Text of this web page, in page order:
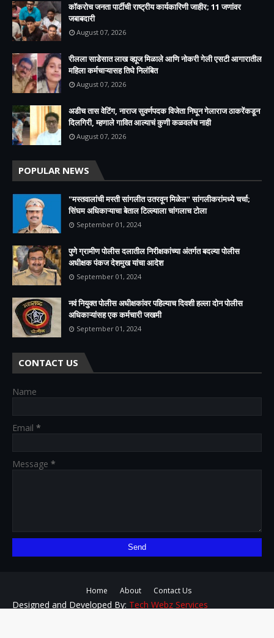
कॉकरोच जनता पार्टीची राष्ट्रीय कार्यकारिणी जाहीर; 11 जणांवर
जबाबदारी
August 07, 2026
रीलला साडेसात लाख व्ह्यूज मिळाले आणि नोकरी गेली एसटी आगारातील
महिला कर्मचाऱ्यासह तिघे निलंबित
August 07, 2026
अडीच तास वेटिंग, नाराज सुवर्णपदक विजेता निघून गेलाराज ठाकरेंकडून
दिलगिरी, म्हणाले गावित आल्याचं कुणी कळवलंच नाही
August 07, 2026
POPULAR NEWS
"मस्तवालांची मस्ती सांगलीत उतरवून मिळेल" सांगलीकरांमध्ये चर्चा;
सिंघम अधिकाऱ्याचा बेताल टिल्ल्याला चांगलाच टोला
September 01, 2024
पुणे ग्रामीण पोलीस दलातील निरीक्षकांच्या अंतर्गत बदल्या पोलीस
अधीक्षक पंकज देशमुख यांचा आदेश
September 01, 2024
नवं नियुक्त पोलीस अधीक्षकांवर पहिल्याच दिवशी हल्ला दोन पोलीस
अधिकाऱ्यांसह एक कर्मचारी जखमी
September 01, 2024
CONTACT US
Name
Email *
Message *
Home About Contact Us
Designed and Developed By: Tech Webz Services